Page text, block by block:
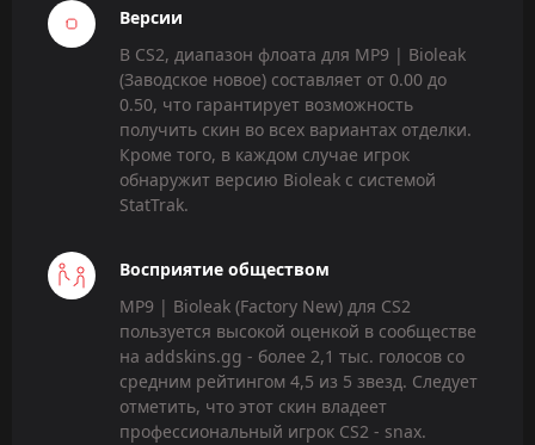
Версии
В CS2, диапазон флоата для MP9 | Bioleak
(Заводское новое) составляет от 0.00 до
0.50, что гарантирует возможность
получить скин во всех вариантах отделки.
Кроме того, в каждом случае игрок
обнаружит версию Bioleak с системой
StatTrak.
Восприятие обществом
MP9 | Bioleak (Factory New) для CS2
пользуется высокой оценкой в сообществе
на addskins.gg - более 2,1 тыс. голосов со
средним рейтингом 4,5 из 5 звезд. Следует
отметить, что этот скин владеет
профессиональный игрок CS2 - snax.